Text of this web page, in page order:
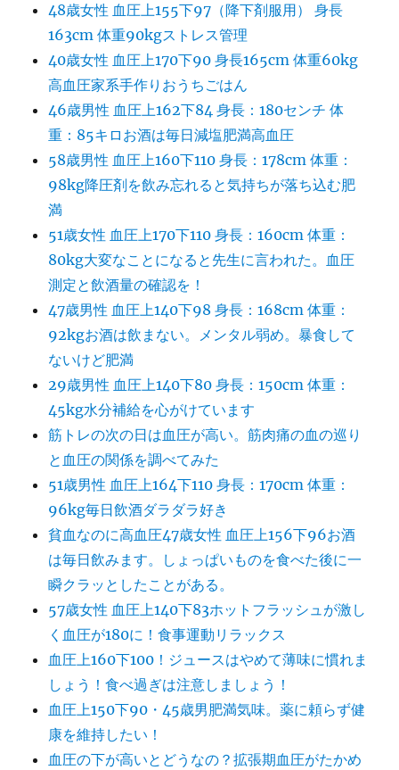
48歳女性 血圧上155下97（降下剤服用） 身長
163cm 体重90kgストレス管理
40歳女性 血圧上170下90 身長165cm 体重60kg
高血圧家系手作りおうちごはん
46歳男性 血圧上162下84 身長：180センチ 体
重：85キロお酒は毎日減塩肥満高血圧
58歳男性 血圧上160下110 身長：178cm 体重：
98kg降圧剤を飲み忘れると気持ちが落ち込む肥
満
51歳女性 血圧上170下110 身長：160cm 体重：
80kg大変なことになると先生に言われた。血圧
測定と飲酒量の確認を！
47歳男性 血圧上140下98 身長：168cm 体重：
92kgお酒は飲まない。メンタル弱め。暴食して
ないけど肥満
29歳男性 血圧上140下80 身長：150cm 体重：
45kg水分補給を心がけています
筋トレの次の日は血圧が高い。筋肉痛の血の巡り
と血圧の関係を調べてみた
51歳男性 血圧上164下110 身長：170cm 体重：
96kg毎日飲酒ダラダラ好き
貧血なのに高血圧47歳女性 血圧上156下96お酒
は毎日飲みます。しょっぱいものを食べた後に一
瞬クラッとしたことがある。
57歳女性 血圧上140下83ホットフラッシュが激し
く血圧が180に！食事運動リラックス
血圧上160下100！ジュースはやめて薄味に慣れま
しょう！食べ過ぎは注意しましょう！
血圧上150下90・45歳男肥満気味。薬に頼らず健
康を維持したい！
血圧の下が高いとどうなの？拡張期血圧がたかめ